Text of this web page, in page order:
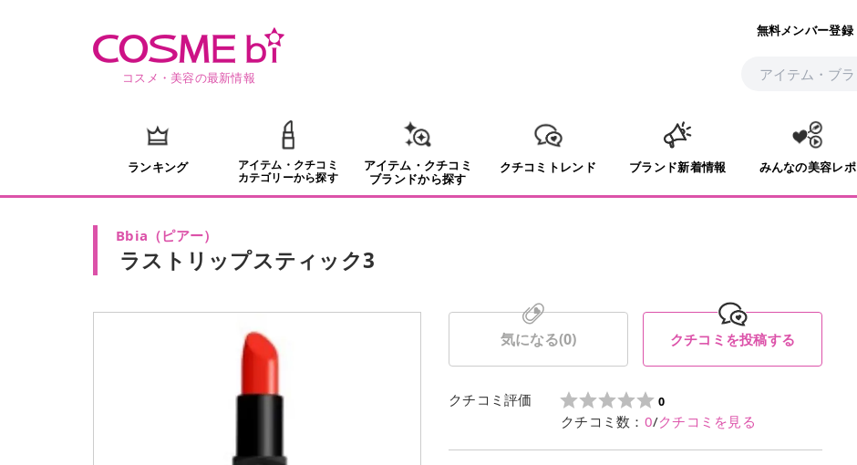
コスメ・美容の最新情報
無料メンバー登録
ランキング
アイテム・クチコミ
カテゴリーから探す
アイテム・クチコミ
ブランドから探す
クチコミトレンド ブランド新着情報 みんなの美容レポ
Bbia （ピアー）
ラストリップスティック3
気になる(0) クチコミを投稿する
クチコミ評価 0
クチコミ数： 0/クチコミを見る